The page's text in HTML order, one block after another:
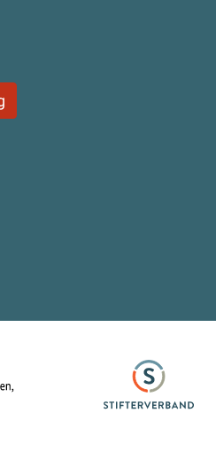
Senioren, Frauen und Jugend
Stifterverband